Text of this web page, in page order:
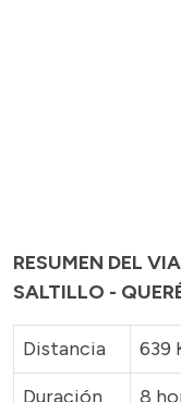
RESUMEN DEL
SALTILLO -
Distancia
639
Duración
8